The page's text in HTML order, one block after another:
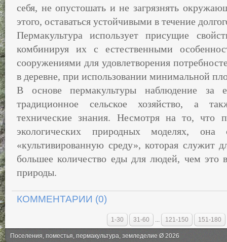
себя, не опустошать и не загрязнять
этого, оставаться устойчивыми в течение
Пермакультура использует присущие
комбинируя их с естественными
сооружениями для удовлетворения
в деревне, при использовании минимальной
В основе пермакультуры наблюдение за
традиционное сельское хозяйство, а
технические знания. Несмотря на то, что
экологических природных моделях, она
«культивированную среду», которая служит
большее количество еды для людей, чем это
природы.
КОММЕНТАРИИ (0)
1-30 31-60 ... 121-150 151-180
Поселения, поместья, пермакультура, земледелие Ø 2026